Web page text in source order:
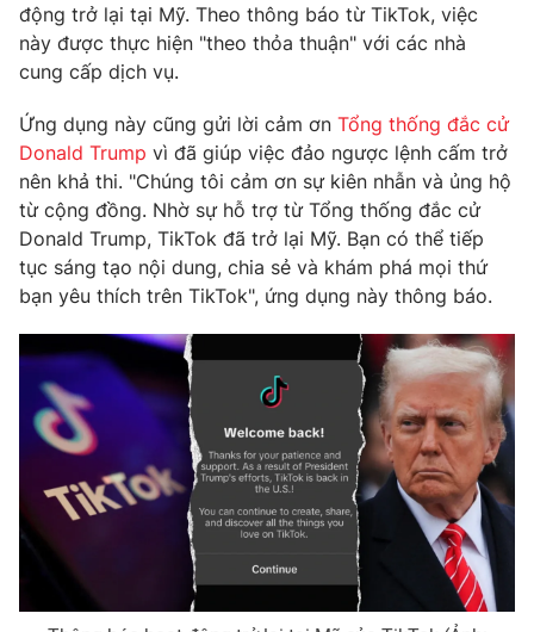
Thị trường
Tư vấn
Lịch phát sóng
Chuyên mục khác
Emagazine Podcast
Photo Infographic
Video Shorts video
VTV Money VTV Thể thao
VTV Sức khoẻ Bất động sản
Thị trường 24h Tấm lòng Việt
VTV4 Vươn mình bằng AI
động trở lại tại Mỹ. Theo thông báo từ TikTok, việc
này được thực hiện "theo thỏa thuận" với các nhà
cung cấp dịch vụ.
Ứng dụng này cũng gửi lời cảm ơn Tổng thống đắc cử
Donald Trump vì đã giúp việc đảo ngược lệnh cấm trở
nên khả thi. "Chúng tôi cảm ơn sự kiên nhẫn và ủng hộ
từ cộng đồng. Nhờ sự hỗ trợ từ Tổng thống đắc cử
Donald Trump, TikTok đã trở lại Mỹ. Bạn có thể tiếp
tục sáng tạo nội dung, chia sẻ và khám phá mọi thứ
bạn yêu thích trên TikTok", ứng dụng này thông báo.